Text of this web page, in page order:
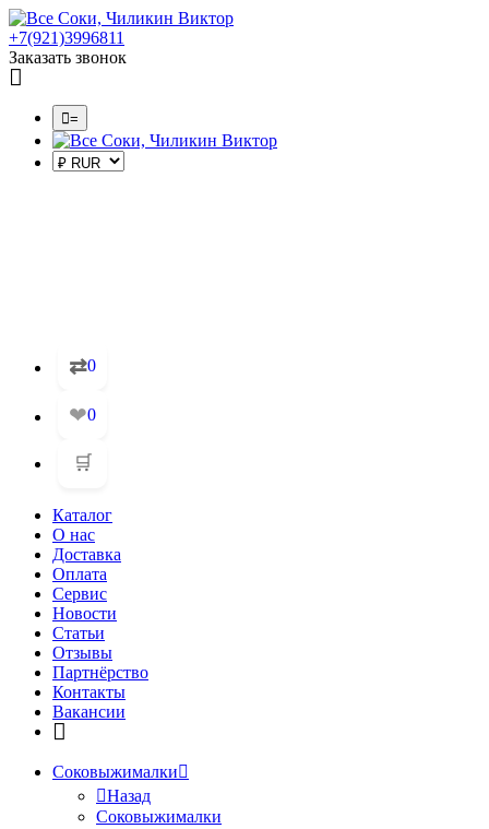
+7(921)3996811
Заказать звонок
=
⇄0
❤0
🛒
Каталог
О нас
Доставка
Оплата
Сервис
Новости
Статьи
Отзывы
Партнёрство
Контакты
Вакансии
Соковыжималки
Назад
Соковыжималки